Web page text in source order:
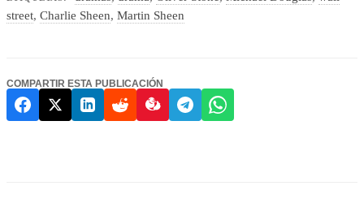
street, Charlie Sheen, Martin Sheen
COMPARTIR ESTA PUBLICACIÓN